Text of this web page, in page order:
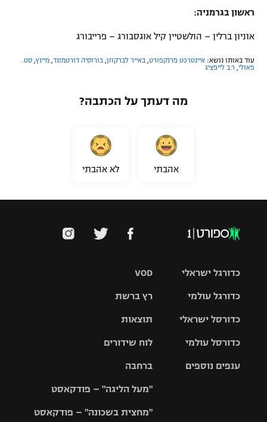
ראשון בגרמניה:
אוניון ברלין – הולשטיין קיל אוגסבורג – פרייבורג
עוד באותו נושא: איינטרכט פרנקפורט באייר לברקוזן בורוסיה דורטמונד מיינץ סט.
פאולי ר.ב לייפציג
מה דעתך על הכתבה?
אהבתי לא אהבתי
VOD
רץ ברשת
תוצאות
לוח שידורים
ברחבה
"מעל הליגה" – פודקאסט
"מחצית בשכונה" – פודקאסט
כדורגל ישראלי
גביע הטוטו
כדורגל עולמי
האלופות
ליגה
כדורסל ישראלי
סל
כדורסל עולמי
ענפים נוספים